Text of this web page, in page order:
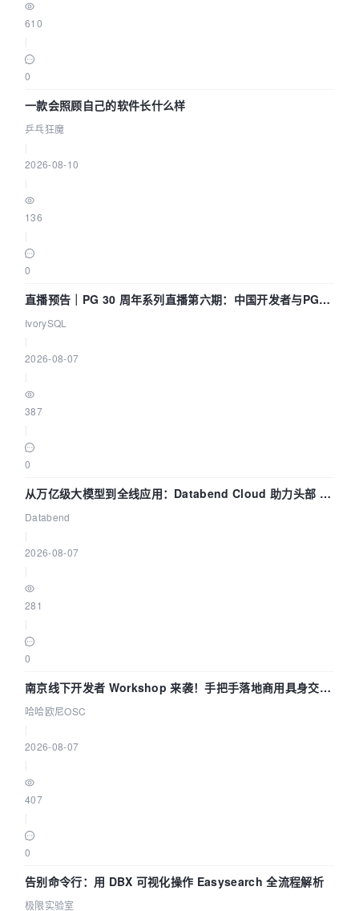
610
0
一款会照顾自己的软件长什么样
乒乓狂魔
2026-08-10
136
0
直播预告｜PG 30 周年系列直播第六期：中国开发者与PG内
核——我们改得动吗？我们贡献了什么？
IvorySQL
2026-08-07
387
0
从万亿级大模型到全线应用：Databend Cloud 助力头部 AI
企业构建全链路 Trace 数据管道
Databend
2026-08-07
281
0
南京线下开发者 Workshop 来袭！手把手落地商用具身交互
智能 Agent 应用
哈哈欧尼OSC
2026-08-07
407
0
告别命令行：用 DBX 可视化操作 Easysearch 全流程解析
极限实验室